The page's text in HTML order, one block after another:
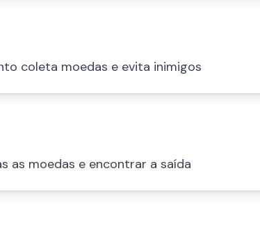
coleta moedas e evita inimigos
as moedas e encontrar a saída